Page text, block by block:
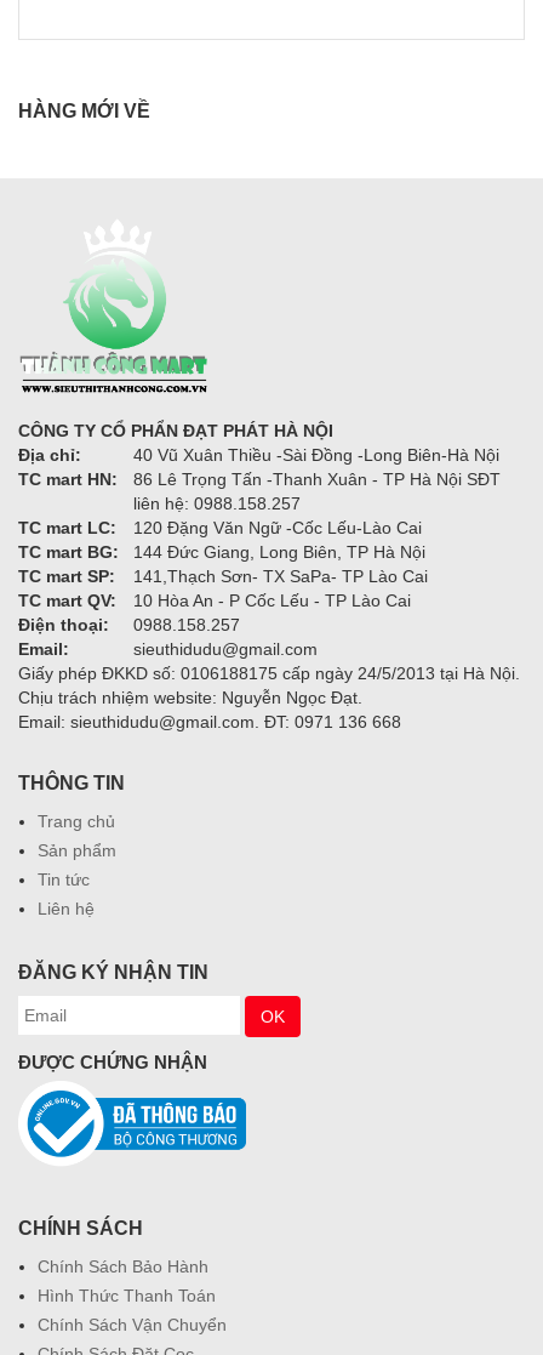
HÀNG MỚI VỀ
CÔNG TY CỔ PHẨN ĐẠT PHÁT HÀ NỘI
Địa chỉ:
40 Vũ Xuân Thiều -Sài Đồng -Long Biên-Hà Nội
TC mart HN:
86 Lê Trọng Tấn -Thanh Xuân - TP Hà Nội SĐT
liên hệ: 0988.158.257
TC mart LC:
120 Đặng Văn Ngữ -Cốc Lếu-Lào Cai
TC mart BG:
144 Đức Giang, Long Biên, TP Hà Nội
TC mart SP:
141,Thạch Sơn- TX SaPa- TP Lào Cai
TC mart QV:
10 Hòa An - P Cốc Lếu - TP Lào Cai
Điện thoại:
0988.158.257
Email:
sieuthidudu@gmail.com
Giấy phép ĐKKD số: 0106188175 cấp ngày 24/5/2013 tại Hà Nội.
Chịu trách nhiệm website: Nguyễn Ngọc Đạt.
Email: sieuthidudu@gmail.com. ĐT: 0971 136 668
THÔNG TIN
Trang chủ
Sản phẩm
Tin tức
Liên hệ
ĐĂNG KÝ NHẬN TIN
ĐƯỢC CHỨNG NHẬN
CHÍNH SÁCH
Chính Sách Bảo Hành
Hình Thức Thanh Toán
Chính Sách Vận Chuyển